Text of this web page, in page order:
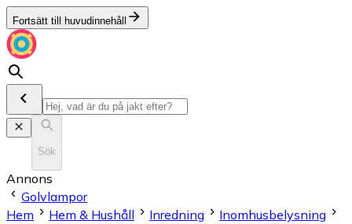
Fortsätt till huvudinnehåll
Sök
Annons
Golvlampor
Hem
Hem & Hushåll Inredning
Inomhusbelysning